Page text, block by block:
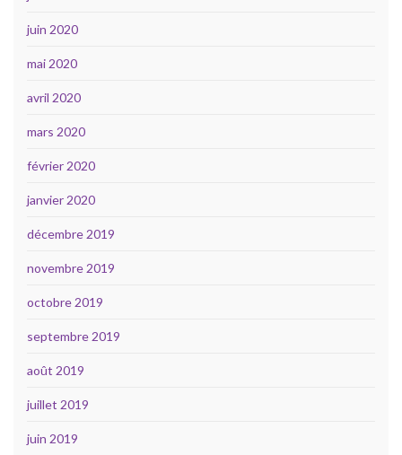
juin 2020
mai 2020
avril 2020
mars 2020
février 2020
janvier 2020
décembre 2019
novembre 2019
octobre 2019
septembre 2019
août 2019
juillet 2019
juin 2019